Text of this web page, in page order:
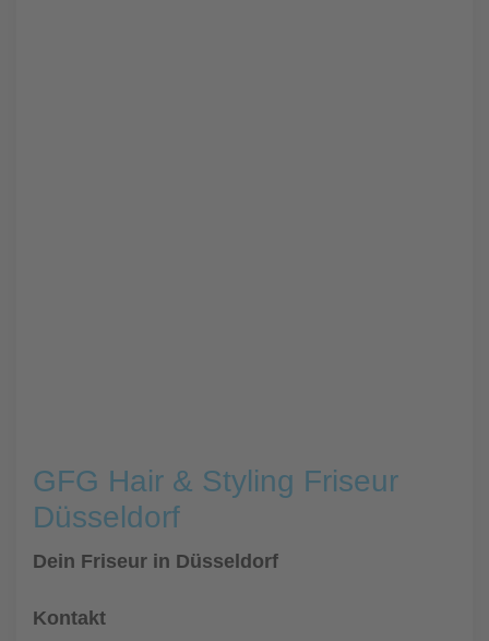
GFG Hair & Styling Friseur
Düsseldorf
Dein Friseur in Düsseldorf
Kontakt